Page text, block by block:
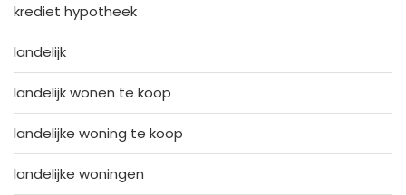
krediet hypotheek
landelijk
landelijk wonen te koop
landelijke woning te koop
landelijke woningen